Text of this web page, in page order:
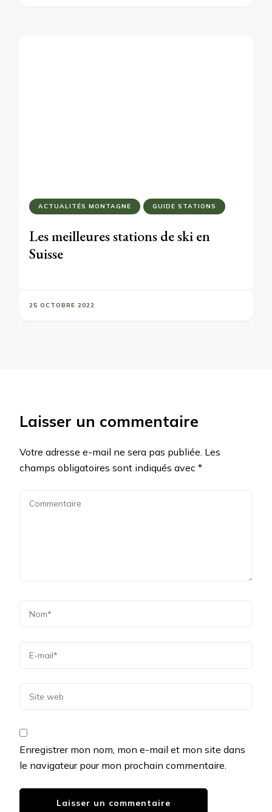
ACTUALITÉS MONTAGNE GUIDE STATIONS
Les meilleures stations de ski en
Suisse
25 OCTOBRE 2022
Laisser un commentaire
Votre adresse e-mail ne sera pas publiée. Les
champs obligatoires sont indiqués avec *
Enregistrer mon nom, mon e-mail et mon site dans
le navigateur pour mon prochain commentaire.